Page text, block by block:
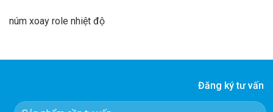
núm xoay role nhiệt độ
Đăng ký tư vấn